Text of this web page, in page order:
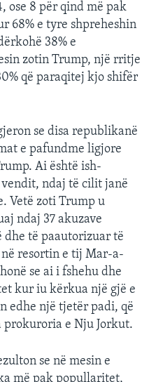
ose 8 për qind më pak
68% e tyre shpreheshin
38% e
zotin Trump, një rritje
që paraqitej kjo shifër
se disa republikanë
e pafundme ligjore
Ai është ish-
ndaj të cilit janë
Vetë zoti Trump u
ndaj 37 akuzave
të paautorizuar të
resortin e tij Mar-a-
se ai i fshehu dhe
kur iu kërkua një gjë e
edhe një tjetër padi, që
prokuroria e Nju Jorkut.
se në mesin e
më pak popullaritet,